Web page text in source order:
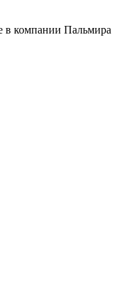
в компании Пальмира